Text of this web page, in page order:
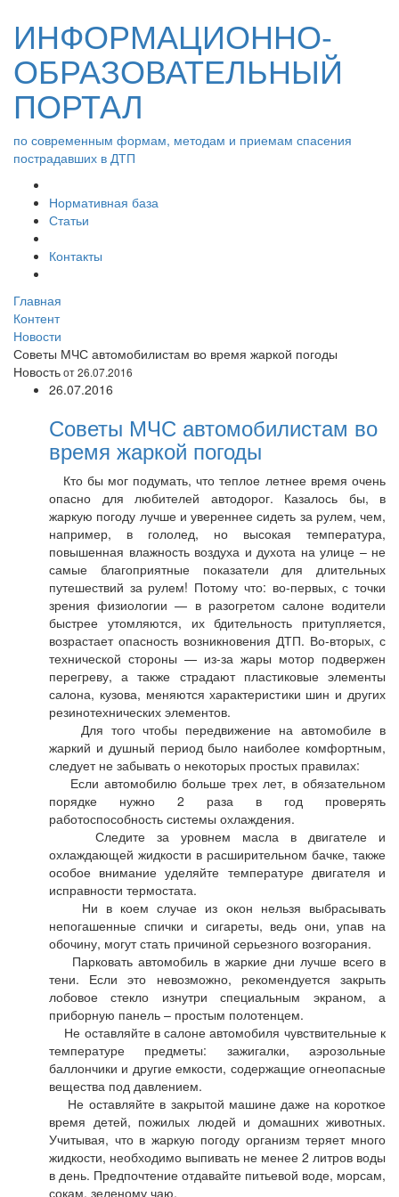
ИНФОРМАЦИОННО-
ОБРАЗОВАТЕЛЬНЫЙ
ПОРТАЛ
по современным формам, методам и приемам спасения
пострадавших в ДТП
Нормативная база
Статьи
Контакты
Главная
Контент
Новости
Советы МЧС автомобилистам во время жаркой погоды
Новостьот 26.07.2016
26.07.2016
Советы МЧС автомобилистам во
время жаркой погоды
Кто бы мог подумать, что теплое летнее время очень
опасно для любителей автодорог. Казалось бы, в
жаркую погоду лучше и увереннее сидеть за рулем, чем,
например, в гололед, но высокая температура,
повышенная влажность воздуха и духота на улице – не
самые благоприятные показатели для длительных
путешествий за рулем! Потому что: во-первых, с точки
зрения физиологии — в разогретом салоне водители
быстрее утомляются, их бдительность притупляется,
возрастает опасность возникновения ДТП. Во-вторых, с
технической стороны — из-за жары мотор подвержен
перегреву, а также страдают пластиковые элементы
салона, кузова, меняются характеристики шин и других
резинотехнических элементов.
Для того чтобы передвижение на автомобиле в
жаркий и душный период было наиболее комфортным,
следует не забывать о некоторых простых правилах:
Если автомобилю больше трех лет, в обязательном
порядке нужно 2 раза в год проверять
работоспособность системы охлаждения.
Следите за уровнем масла в двигателе и
охлаждающей жидкости в расширительном бачке, также
особое внимание уделяйте температуре двигателя и
исправности термостата.
Ни в коем случае из окон нельзя выбрасывать
непогашенные спички и сигареты, ведь они, упав на
обочину, могут стать причиной серьезного возгорания.
Парковать автомобиль в жаркие дни лучше всего в
тени. Если это невозможно, рекомендуется закрыть
лобовое стекло изнутри специальным экраном, а
приборную панель – простым полотенцем.
Не оставляйте в салоне автомобиля чувствительные к
температуре предметы: зажигалки, аэрозольные
баллончики и другие емкости, содержащие огнеопасные
вещества под давлением.
Не оставляйте в закрытой машине даже на короткое
время детей, пожилых людей и домашних животных.
Учитывая, что в жаркую погоду организм теряет много
жидкости, необходимо выпивать не менее 2 литров воды
в день. Предпочтение отдавайте питьевой воде, морсам,
сокам, зеленому чаю.